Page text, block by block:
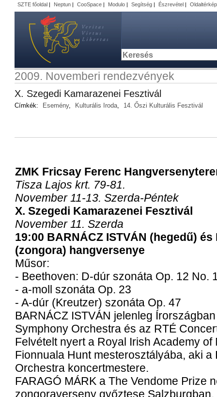
SZTE főoldal | Neptun | CooSpace | Modulo | Segítség | Észrevétel | Oldaltérkép
2009. Novemberi rendezvények
X. Szegedi Kamarazenei Fesztivál
Címkék: Esemény, Kulturális Iroda, 14. Őszi Kulturális Fesztivál
ZMK Fricsay Ferenc
Tisza Lajos krt. 79-81.
November 11-13. Szerda-Péntek
X. Szegedi Kamarazenei Fesztivál
November 11. Szerda
19:00 BARNÁCZ ISTVÁN (hegedű) és
(zongora) hangversenye
Műsor:
- Beethoven: D-dúr szonáta Op. 12 No.
- a-moll szonáta Op. 23
- A-dúr (Kreutzer) szonáta Op. 47
BARNÁCZ ISTVÁN jelenleg
Symphony Orchestra és az RTÉ
Felvételt nyert a Royal Irish Academy
Fionnuala Hunt mesterosztályába, aki a
Orchestra koncertmestere.
FARAGÓ MÁRK a The Vendome Prize
zongoraverseny győztese